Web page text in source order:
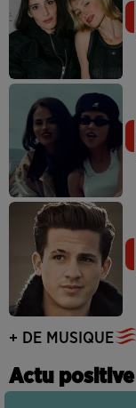
+ DE MUSIQUE
Actu positive